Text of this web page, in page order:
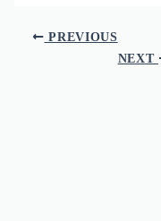
PREVIOUS
NEXT